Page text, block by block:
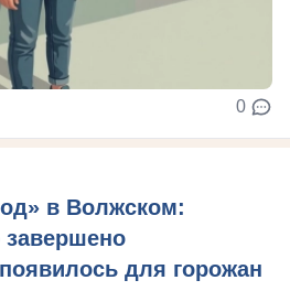
0
в Волжском:
завершено
для горожан